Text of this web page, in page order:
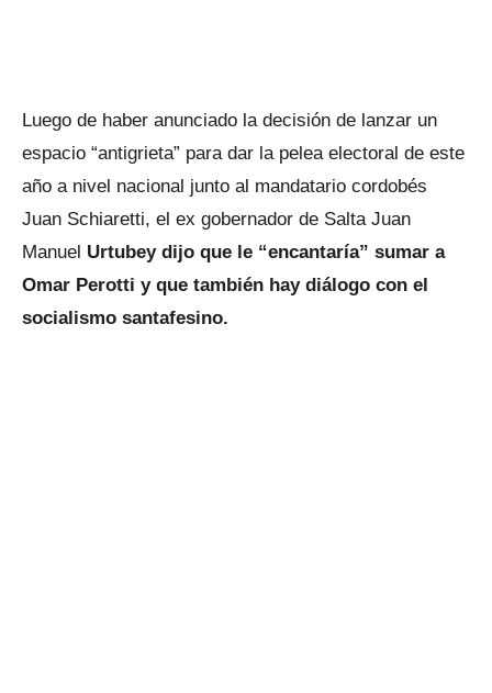
Luego de haber anunciado la decisión de lanzar un
espacio “antigrieta” para dar la pelea electoral de este
año a nivel nacional junto al mandatario cordobés
Juan Schiaretti, el ex gobernador de Salta Juan
Manuel Urtubey dijo que le “encantaría” sumar a
Omar Perotti y que también hay diálogo con el
socialismo santafesino.